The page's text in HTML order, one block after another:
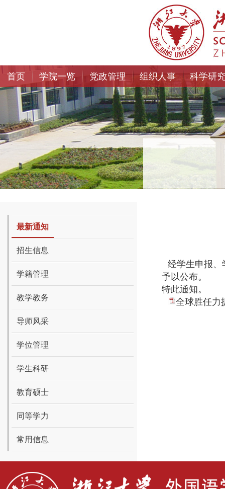
首页 学院一览 党政管理 组织人事 科学研
最新通知
招生信息
学籍管理
教学教务
导师风采
学位管理
学生科研
教育硕士
同等学力
常用信息
经学生申报、
予以公布。
特此通知。
全球胜任力